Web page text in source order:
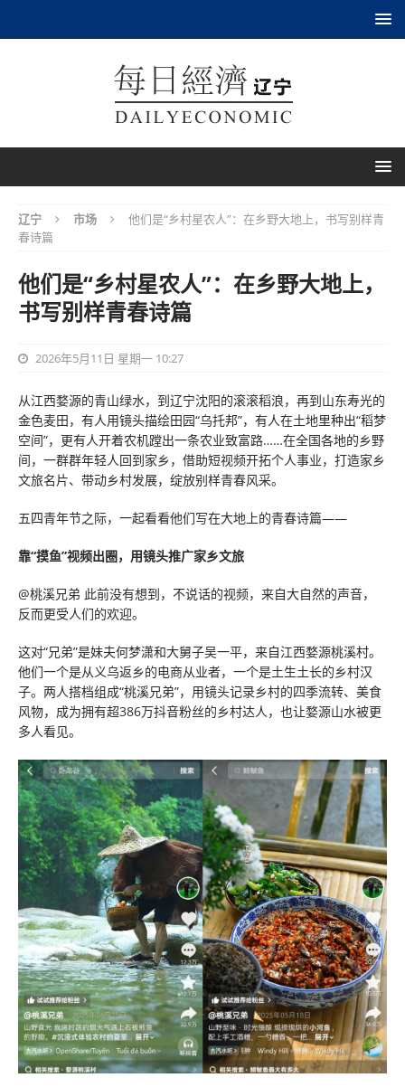
辽宁 市场
他们是“乡村星农人”：在乡野大地上，书写别样青
春诗篇
他们是“乡村星农人”：在乡野大地上，
书写别样青春诗篇
2026年5月11日 星期一 10:27
从江西婺源的青山绿水，到辽宁沈阳的滚滚稻浪，再到山东寿光的
金色麦田，有人用镜头描绘田园“乌托邦”，有人在土地里种出“稻梦
空间”，更有人开着农机蹚出一条农业致富路……在全国各地的乡野
间，一群群年轻人回到家乡，借助短视频开拓个人事业，打造家乡
文旅名片、带动乡村发展，绽放别样青春风采。
五四青年节之际，一起看看他们写在大地上的青春诗篇——
靠“摸鱼”视频出圈，用镜头推广家乡文旅
@桃溪兄弟 此前没有想到，不说话的视频，来自大自然的声音，
反而更受人们的欢迎。
这对“兄弟”是妹夫何梦潇和大舅子吴一平，来自江西婺源桃溪村。
他们一个是从义乌返乡的电商从业者，一个是土生土长的乡村汉
子。两人搭档组成“桃溪兄弟”，用镜头记录乡村的四季流转、美食
风物，成为拥有超386万抖音粉丝的乡村达人，也让婺源山水被更
多人看见。